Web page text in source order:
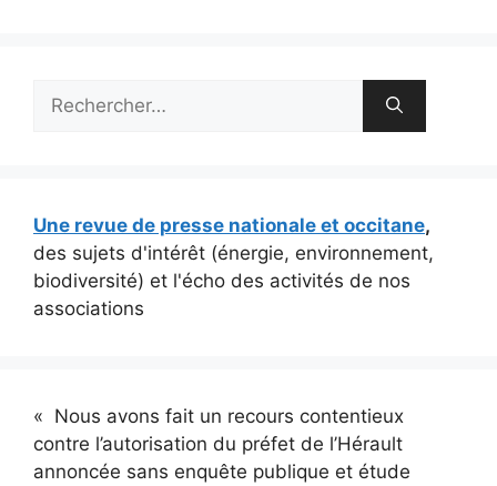
Une revue de presse nationale et occitane,
des sujets d'intérêt (énergie, environnement,
biodiversité) et l'écho des activités de nos
associations
« Nous avons fait un recours contentieux
contre l’autorisation du préfet de l’Hérault
annoncée sans enquête publique et étude